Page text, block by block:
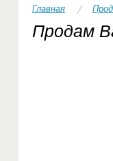
Главная
Продам